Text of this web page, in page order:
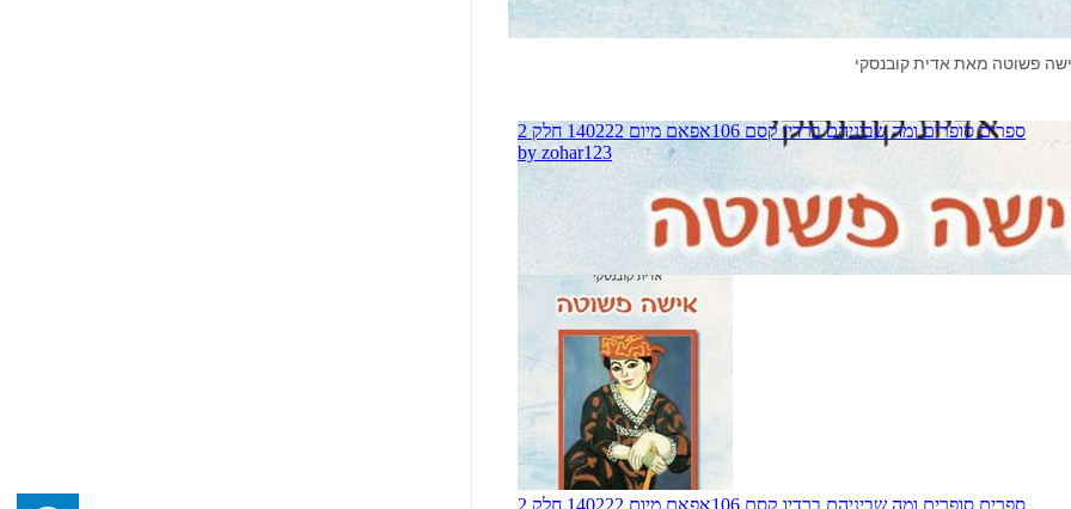
פשוטה מאת אדית קובנסקי